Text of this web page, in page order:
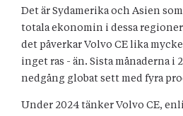
Det är Sydamerika och Asien
totala ekonomin i dessa
det påverkar Volvo CE lika
inget ras - än. Sista månaderna i
nedgång globat sett med fyra
Under 2024 tänker Volvo CE,